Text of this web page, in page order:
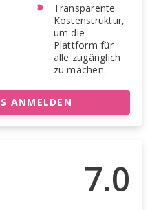
Transparente
Kostenstruktur,
um die
Plattform für
alle zugänglich
zu machen.
ANMELDEN
7.0